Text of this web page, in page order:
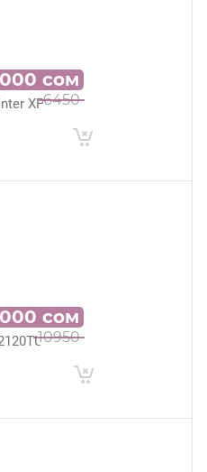
XP-6450
сом
10950
сом